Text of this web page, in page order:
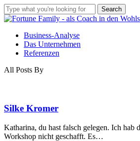
Skip
to
content
Search
Close
Business-Analyse
Das Unternehmen
Referenzen
All Posts By
Silke
Silke Kromer
Katharina, du hast falsch gelegen. Ich hab
Workshop nicht geschafft. Es…